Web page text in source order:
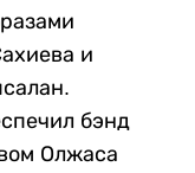
и
бэнд
Олжаса